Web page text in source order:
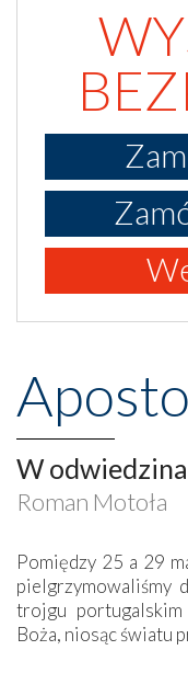
W
Roman Motoła
Pomiędzy 25 a 29
pielgrzymowaliśmy
trojgu portugalskim
Boża, niosąc światu